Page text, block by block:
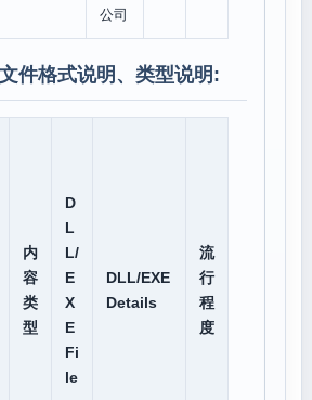
公司
件格式说明、类型说明:
内
容
类
型
D
L
L/
E
X
E
Fi
le
DLL/EXE
Details
流
行
程
度